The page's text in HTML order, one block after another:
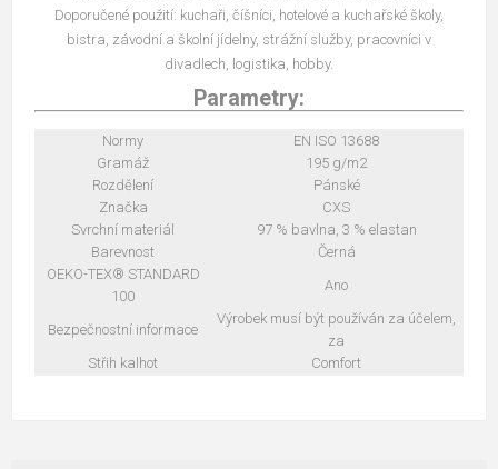
Doporučené použití: kuchaři, číšníci, hotelové a kuchařské školy,
bistra, závodní a školní jídelny, strážní služby, pracovníci v
divadlech, logistika, hobby.
Parametry:
Normy
EN ISO 13688
Gramáž
195 g/m2
Rozdělení
Pánské
Značka
CXS
Svrchní materiál
97 % bavlna, 3 % elastan
Barevnost
Černá
OEKO-TEX® STANDARD
100
Ano
Bezpečnostní informace
Výrobek musí být používán za účelem,
za
Střih kalhot
Comfort